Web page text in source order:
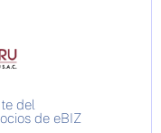
del
de eBIZ